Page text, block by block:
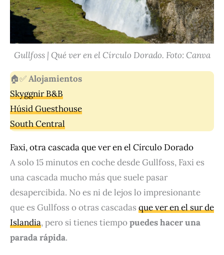
Gullfoss | Qué ver en el Círculo Dorado. Foto: Canva
🏠✅Alojamientos
Skyggnir B&B
Húsid Guesthouse
South Central
Faxi, otra cascada que ver en el Círculo Dorado
A solo 15 minutos en coche desde Gullfoss, Faxi es
una cascada mucho más que suele pasar
desapercibida. No es ni de lejos lo impresionante
que es Gullfoss o otras cascadas que ver en el sur de
Islandia, pero si tienes tiempopuedes hacer una
parada rápida.